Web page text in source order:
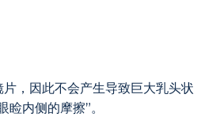
，因此不会产生导致巨大乳头状
睑内侧的摩擦”。